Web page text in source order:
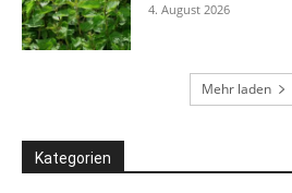
4. August 2026
Mehr laden
Kategorien